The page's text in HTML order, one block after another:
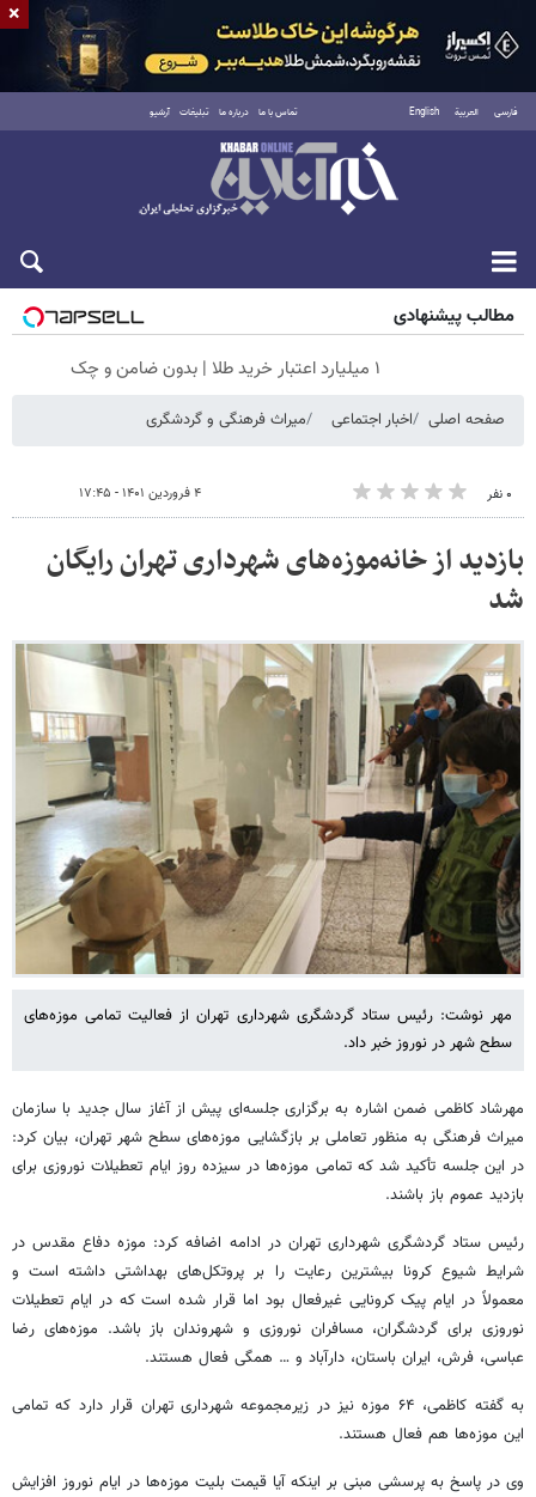
فارسی العربية English تماس با ما درباره ما تبلیغات آرشیو
شنبه ۱۷ مرداد ۱۴۰۵
مطالب پیشنهادی
۱ میلیارد اعتبار خرید طلا | بدون ضامن و چک
صفحه اصلی اخبار اجتماعی میراث فرهنگی و گردشگری
۰ نفر ۴ فروردین ۱۴۰۱ - ۱۷:۴۵
بازدید از خانه‌موزه‌های شهرداری تهران رایگان
شد
مهر نوشت: رئیس ستاد گردشگری شهرداری تهران از فعالیت تمامی موزه‌های
سطح شهر در نوروز خبر داد.
مهرشاد کاظمی ضمن اشاره به برگزاری جلسه‌ای پیش از آغاز سال جدید با سازمان
میراث فرهنگی به منظور تعاملی بر بازگشایی موزه‌های سطح شهر تهران، بیان کرد:
در این جلسه تأکید شد که تمامی موزه‌ها در سیزده روز ایام تعطیلات نوروزی برای
بازدید عموم باز باشند.
رئیس ستاد گردشگری شهرداری تهران در ادامه اضافه کرد: موزه دفاع مقدس در
شرایط شیوع کرونا بیشترین رعایت را بر پروتکل‌های بهداشتی داشته است و
معمولاً در ایام پیک کرونایی غیرفعال بود اما قرار شده است که در ایام تعطیلات
نوروزی برای گردشگران، مسافران نوروزی و شهروندان باز باشد. موزه‌های رضا
عباسی، فرش، ایران باستان، دارآباد و … همگی فعال هستند.
به گفته کاظمی، ۶۴ موزه نیز در زیرمجموعه شهرداری تهران قرار دارد که تمامی
این موزه‌ها هم فعال هستند.
وی در پاسخ به پرسشی مبنی بر اینکه آیا قیمت بلیت موزه‌ها در ایام نوروز افزایش
×